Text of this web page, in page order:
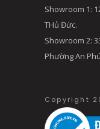
Showroom 1:
THủ Đức.
Showroom 2:
Phường An
Copyright